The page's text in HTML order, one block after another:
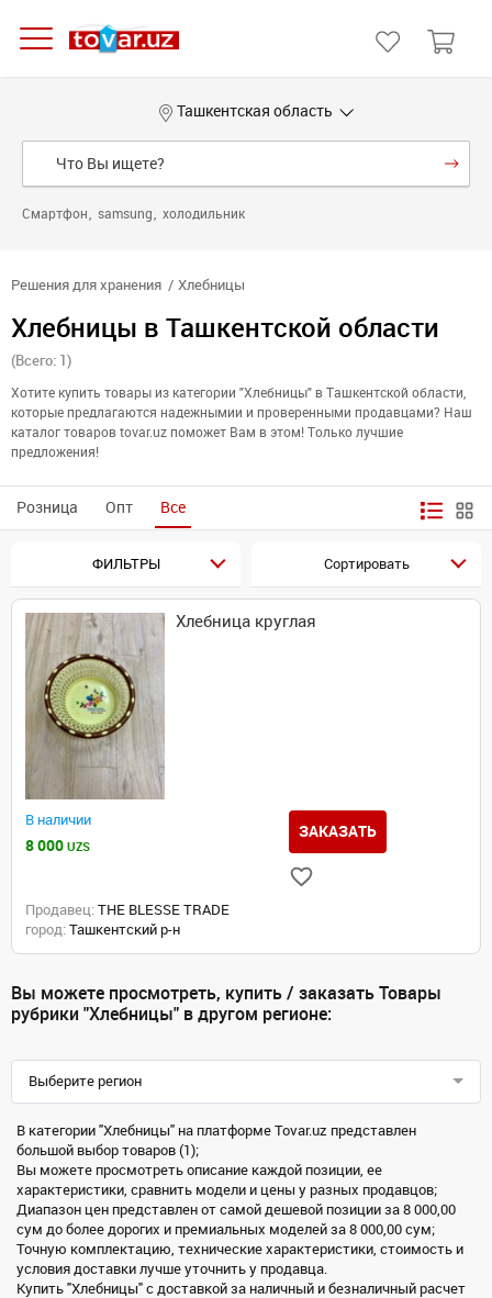
Ташкентская область
Смартфон samsung холодильник
Решения для хранения Хлебницы
Хлебницы в Ташкентской области
(Всего: 1)
Хотите купить товары из категории "Хлебницы" в Ташкентской области,
которые предлагаются надежнымии и проверенными продавцами? Наш
каталог товаров tovar.uz поможет Вам в этом! Только лучшие
предложения!
Розница Опт Все
ФИЛЬТРЫ Сортировать
Хлебница круглая
В наличии
8 000 UZS
ЗАКАЗАТЬ
Продавец: THE BLESSE TRADE
город: Ташкентский р-н
Вы можете просмотреть, купить / заказать Товары
рубрики "Хлебницы" в другом регионе:
Выберите регион
В категории "Хлебницы" на платформе Tovar.uz представлен
большой выбор товаров (1);
Вы можете просмотреть описание каждой позиции, ее
характеристики, сравнить модели и цены у разных продавцов;
Диапазон цен представлен от самой дешевой позиции за 8 000,00
сум до более дорогих и премиальных моделей за 8 000,00 сум;
Точную комплектацию, технические характеристики, стоимость и
условия доставки лучше уточнить у продавца.
Купить "Хлебницы" с доставкой за наличный и безналичный расчет